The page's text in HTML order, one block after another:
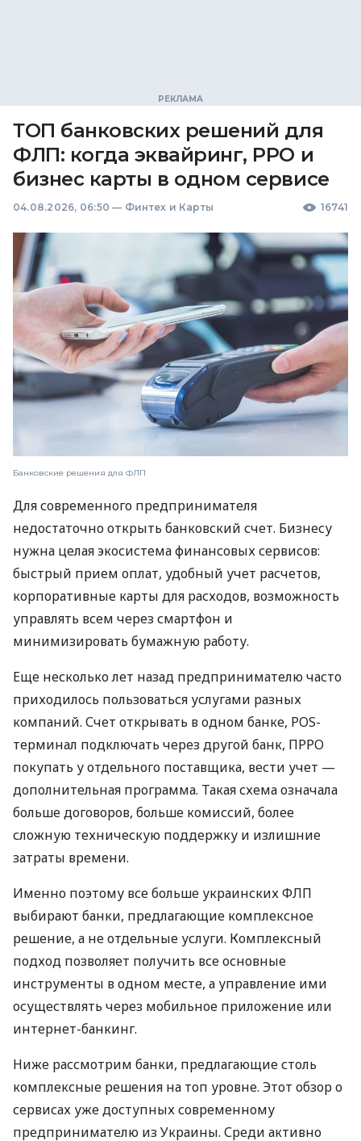
ТОП банковских решений для
ФЛП: когда эквайринг, РРО и
бизнес карты в одном сервисе
04.08.2026, 06:50 — Финтех и Карты 16741
Банковские решения для ФЛП
Для современного предпринимателя
недостаточно открыть банковский счет. Бизнесу
нужна целая экосистема финансовых сервисов:
быстрый прием оплат, удобный учет расчетов,
корпоративные карты для расходов, возможность
управлять всем через смартфон и
минимизировать бумажную работу.
Еще несколько лет назад предпринимателю часто
приходилось пользоваться услугами разных
компаний. Счет открывать в одном банке, POS-
терминал подключать через другой банк, ПРРО
покупать у отдельного поставщика, вести учет —
дополнительная программа. Такая схема означала
больше договоров, больше комиссий, более
сложную техническую поддержку и излишние
затраты времени.
Именно поэтому все больше украинских ФЛП
выбирают банки, предлагающие комплексное
решение, а не отдельные услуги. Комплексный
подход позволяет получить все основные
инструменты в одном месте, а управление ими
осуществлять через мобильное приложение или
интернет-банкинг.
Ниже рассмотрим банки, предлагающие столь
комплексные решения на топ уровне. Этот обзор о
сервисах уже доступных современному
предпринимателю из Украины. Среди активно